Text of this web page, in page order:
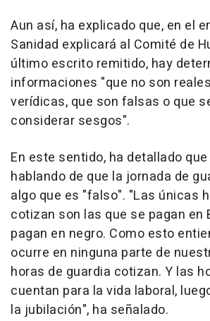
Aun así, ha explicado que, en el
Sanidad explicará al Comité de
último escrito remitido, hay
informaciones "que no son
verídicas, que son falsas o que
considerar sesgos".
En este sentido, ha detallado
hablando de que la jornada de
algo que es "falso". "Las únicas
cotizan son las que se pagan en
pagan en negro. Como esto
ocurre en ninguna parte de
horas de guardia cotizan. Y las
cuentan para la vida laboral,
la jubilación", ha señalado.